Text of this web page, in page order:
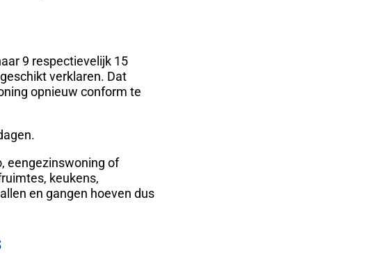
9 respectievelijk 15
verklaren. Dat
opnieuw conform te
eengezinswoning of
keukens,
en gangen hoeven dus